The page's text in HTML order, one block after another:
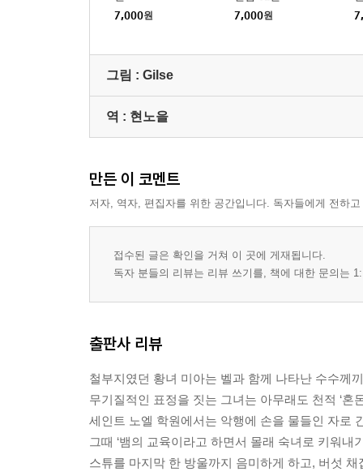
제33화 미아식 교육론 ‘다섯 버섯 그라탕의 가르침’
제35화 잠 못 이루는 미아(미아치고는)의 고민
번외편 미아 황녀, 불똥이 튀다
제36화 미아의 위화감과 머나먼 조언자
제37화 당근이 되고 싶은 미아 황녀
제38화 제국의 예지, 강력한 권위를 돈으로 사려고
제40화 적의에는 적의를, 신뢰에는……
제41화 뜨거워지는 보이즈 토크!
제42화 낮은 곳으로 흘러가자……
제44화 패티의 친구, 패티의 과거
제48화 아직 불티일 때……
제49화 나, 이번 일이 무사히 끝나면…… 누군가의
제50화 흔들림 없는 권위를 그 몸에 두르고 ~나는
제51화 벨은 속지 않는다!
제52화 제국의 예지 미아의 금단의 망상
제53화 구경꾸…… 탐정 벨, 미행하다!
7,000원 7,000원
그림 : Gilse
역 : 현노을
만든 이 코멘트
저자, 역자, 편집자를 위한 공간입니다. 독자들에게 전하
접수된 글은 확인을 거쳐 이 곳에 게재됩니다.
독자 분들의 리뷰는 리뷰 쓰기를, 책에 대한 문의는
출판사 리뷰
철부지였던 황녀 미아는 벨과 함께 나타난 수수께
무기질적인 표정을 짓는 그녀는 아무래도 천적 ‘혼
세인트 노엘 학원에서는 악행에 손을 물들인 자로
그때 ‘뱀의 교육이라고 하면서 몰래 숙녀로 키워내
스튜를 마지막 한 방울까지 음미하게 하고, 버섯 채